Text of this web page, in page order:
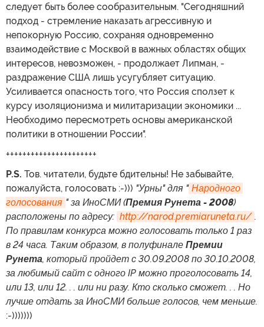
следует быть более сообразительным. "Сегодняшний
подход - стремление наказать агрессивную и
непокорную Россию, сохраняя одновременно
взаимодействие с Москвой в важных областях общих
интересов, невозможен, - продолжает Липман, -
раздражение США лишь усугубляет ситуацию.
Усиливается опасность того, что Россия сползет к
курсу изоляционизма и милитаризации экономики ...
Необходимо пересмотреть основы американской
политики в отношении России".
++++++++++++++++++++++
P.S. Тов. читатели, будьте бдительны! Не забывайте,
пожалуйста, голосовать :-))) "Урны" для " Народного
голосования " за ИноСМИ (Премия Рунета - 2008)
расположены по адресу: http://narod.premiaruneta.ru/ .
По правилам конкурса можно голосовать только 1 раз
в 24 часа. Таким образом, в полуфинале Премии
Рунета, который пройдет с 30.09.2008 по 30.10.2008,
за любимый сайт с одного IP можно проголосовать 14,
или 13, или 12. . . или ни разу. Кто сколько сможет. . . Но
лучше отдать за ИноСМИ больше голосов, чем меньше.
:-)))))))